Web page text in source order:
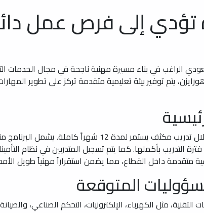
تؤدي إلى فرص عمل
الراغب في بناء مسيرة مهنية ناجحة في مجال الخدمات
يتم توفير بيئة تعليمية متقدمة تركز على تطوير
يهدف البرنامج إلى رفع كفاءة الشباب الوطني من خلال
التدريب بأكملها. كما يتم تسجيل المتدربين في نظام
متقدمة داخل القطاع، مما يضمن استقراراً مهنياً طويل
المتوقعة
مثل الكهرباء، الإلكترونيات، التحكم الصناعي،